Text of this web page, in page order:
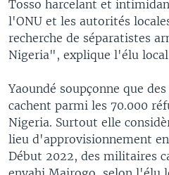
Tosso harcelant et
l'ONU et les autorités
recherche de séparatistes
Nigeria", explique l'élu
Yaoundé soupçonne que
cachent parmi les 70.000
Nigeria. Surtout elle
lieu d'approvisionnement
Début 2022, des militaires